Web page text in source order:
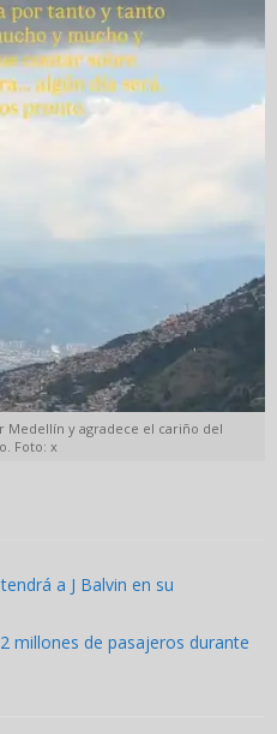
Medellín y agradece el cariño del
Foto: x
a J Balvin en su
millones de pasajeros durante